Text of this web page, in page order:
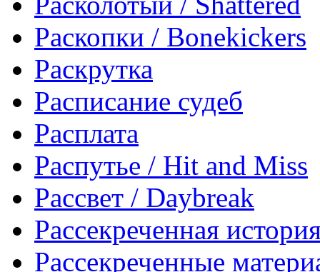
Раскопки / Bonekickers
Раскрутка
Расписание судеб
Расплата
Распутье / Hit and Miss
Рассвет / Daybreak
Рассекреченная
Рассекреченные